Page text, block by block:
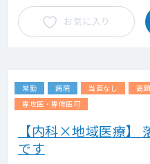
内視鏡
※下部
能です
お気に入り
常勤 病院 当直なし 高
専攻医・専修医可
【内科×地域医療】
です